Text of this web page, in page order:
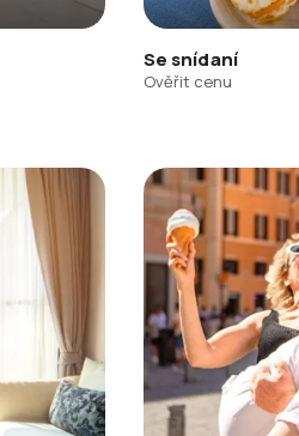
Se snídaní
Ověřit cenu